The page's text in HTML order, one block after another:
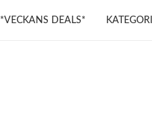
*VECKANS DEALS*